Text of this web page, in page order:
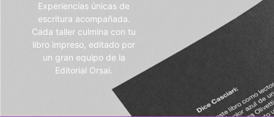
Experiencias únicas de
escritura acompañada.
Cada taller culmina con tu
libro impreso, editado por
un gran equipo de la
Editorial Orsai.